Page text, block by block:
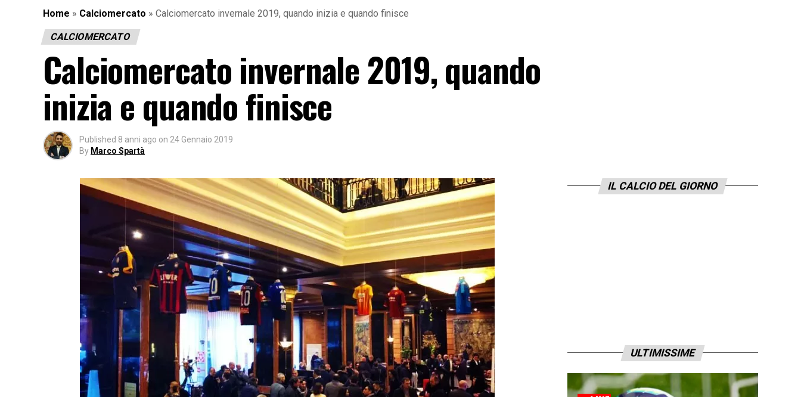
Home » Calciomercato » Calciomercato invernale 2019, quando inizia e quando finisce
CALCIOMERCATO
Calciomercato invernale 2019, quando
inizia e quando finisce
Published 8 anni ago on 24 Gennaio 2019
By Marco Spartà
IL CALCIO DEL GIORNO
ULTIMISSIME